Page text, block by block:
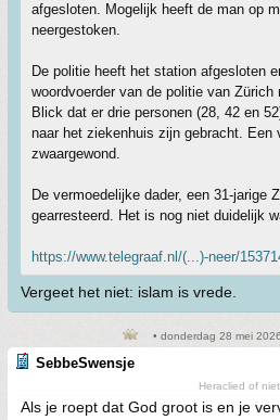
afgesloten. Mogelijk heeft de man op
neergestoken.
De politie heeft het station afgesloten
woordvoerder van de politie van
Blick dat er drie personen (28, 42 en
naar het ziekenhuis zijn gebracht. Een
zwaargewond.
De vermoedelijke dader, een 31-jarige
gearresteerd. Het is nog niet duidelijk
https://www.telegraaf.nl/(...)-neer/
Vergeet het niet: islam is vrede.
• donderdag 28 mei
SebbeSwensje
Heraclied of
Als je roept dat God groot is en je